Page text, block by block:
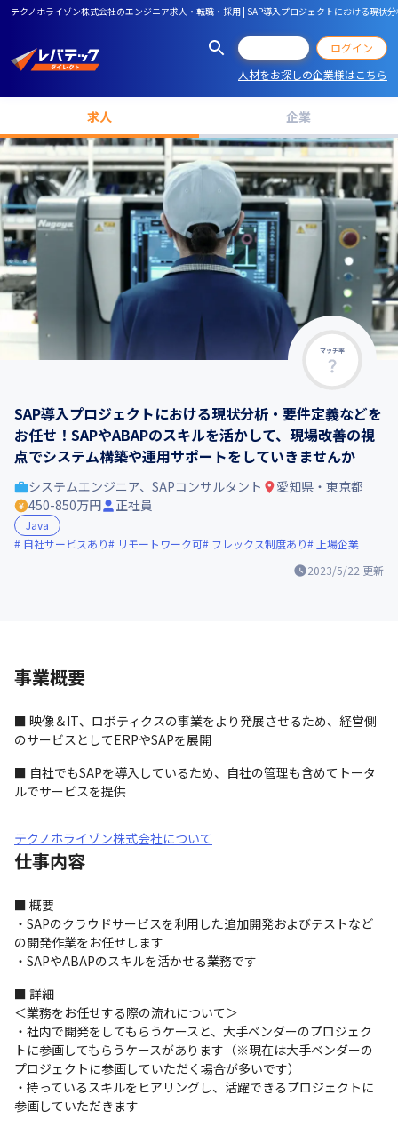
テクノホライゾン株式会社のエンジニア求人・転職・採用 | SAP導入プロジェクトにおける現
ログイン
人材をお探しの企業様はこちら
求人 企業
マッチ率
SAP導入プロジェクトにおける現状分析・要件定義などを
お任せ！SAPやABAPのスキルを活かして、現場改善の視
点でシステム構築や運用サポートをしていきませんか
2023/5/22 更新
システムエンジニア、SAPコンサルタント
愛知県・東京都
450-850万円
正社員
Java
自社サービスあり
リモートワーク可 フレックス制度あり 上場企業
事業概要
■ 映像＆IT、ロボティクスの事業をより発展させるため、経営側
のサービスとしてERPやSAPを展開
■ 自社でもSAPを導入しているため、自社の管理も含めてトータ
ルでサービスを提供
テクノホライゾン株式会社について
仕事内容
■ 概要
・SAPのクラウドサービスを利用した追加開発およびテストなど
の開発作業をお任せします
・SAPやABAPのスキルを活かせる業務です
■ 詳細
＜業務をお任せする際の流れについて＞
・社内で開発をしてもらうケースと、大手ベンダーのプロジェク
トに参画してもらうケースがあります（※現在は大手ベンダーの
プロジェクトに参画していただく場合が多いです）
・持っているスキルをヒアリングし、活躍できるプロジェクトに
参画していただきます